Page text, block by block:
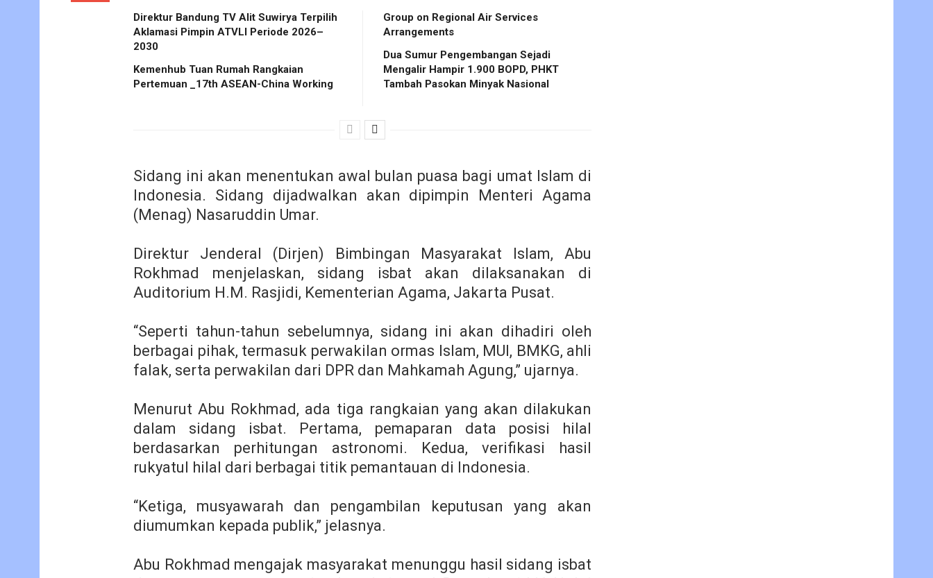
Direktur Bandung TV Alit Suwirya Terpilih
Aklamasi Pimpin ATVLI Periode 2026–
2030
Kemenhub Tuan Rumah Rangkaian
Pertemuan _17th ASEAN-China Working
Group on Regional Air Services
Arrangements
Dua Sumur Pengembangan Sejadi
Mengalir Hampir 1.900 BOPD, PHKT
Tambah Pasokan Minyak Nasional
Sidang ini akan menentukan awal bulan puasa bagi umat Islam di
Indonesia. Sidang dijadwalkan akan dipimpin Menteri Agama
(Menag) Nasaruddin Umar.
Direktur Jenderal (Dirjen) Bimbingan Masyarakat Islam, Abu
Rokhmad menjelaskan, sidang isbat akan dilaksanakan di
Auditorium H.M. Rasjidi, Kementerian Agama, Jakarta Pusat.
“Seperti tahun-tahun sebelumnya, sidang ini akan dihadiri oleh
berbagai pihak, termasuk perwakilan ormas Islam, MUI, BMKG, ahli
falak, serta perwakilan dari DPR dan Mahkamah Agung,” ujarnya.
Menurut Abu Rokhmad, ada tiga rangkaian yang akan dilakukan
dalam sidang isbat. Pertama, pemaparan data posisi hilal
berdasarkan perhitungan astronomi. Kedua, verifikasi hasil
rukyatul hilal dari berbagai titik pemantauan di Indonesia.
“Ketiga, musyawarah dan pengambilan keputusan yang akan
diumumkan kepada publik,” jelasnya.
Abu Rokhmad mengajak masyarakat menunggu hasil sidang isbat